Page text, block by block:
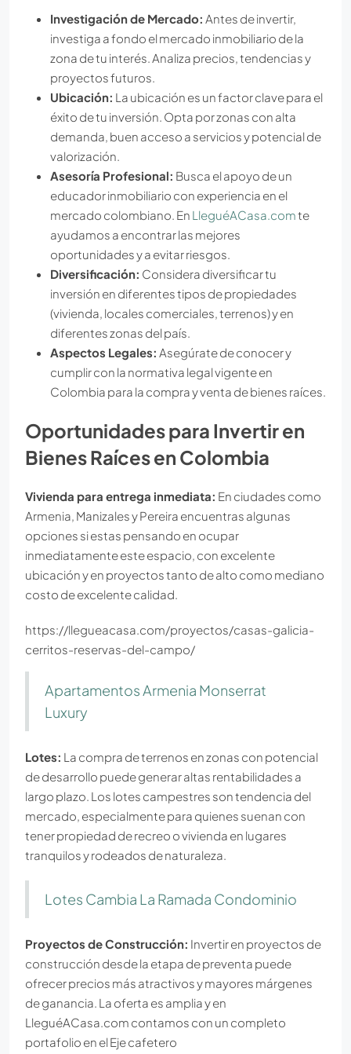
Investigación de Mercado: Antes de invertir,
investiga a fondo el mercado inmobiliario de la
zona de tu interés. Analiza precios, tendencias y
proyectos futuros.
Ubicación: La ubicación es un factor clave para el
éxito de tu inversión. Opta por zonas con alta
demanda, buen acceso a servicios y potencial de
valorización.
Asesoría Profesional: Busca el apoyo de un
educador inmobiliario con experiencia en el
mercado colombiano. En LleguéACasa.comte
ayudamos a encontrar las mejores
oportunidades y a evitar riesgos.
Diversificación: Considera diversificar tu
inversión en diferentes tipos de propiedades
(vivienda, locales comerciales, terrenos) y en
diferentes zonas del país.
Aspectos Legales: Asegúrate de conocer y
cumplir con la normativa legal vigente en
Colombia para la compra y venta de bienes raíces.
Oportunidades para Invertir en
Bienes Raíces en Colombia
Vivienda para entrega inmediata: En ciudades como
Armenia, Manizales y Pereira encuentras algunas
opciones si estas pensando en ocupar
inmediatamente este espacio, con excelente
ubicación y en proyectos tanto de alto como mediano
costo de excelente calidad.
https://llegueacasa.com/proyectos/casas-galicia-
cerritos-reservas-del-campo/
Apartamentos Armenia Monserrat
Luxury
Lotes: La compra de terrenos en zonas con potencial
de desarrollo puede generar altas rentabilidades a
largo plazo. Los lotes campestres son tendencia del
mercado, especialmente para quienes suenan con
tener propiedad de recreo o vivienda en lugares
tranquilos y rodeados de naturaleza.
Lotes Cambia La Ramada Condominio
Proyectos de Construcción: Invertir en proyectos de
construcción desde la etapa de preventa puede
ofrecer precios más atractivos y mayores márgenes
de ganancia. La oferta es amplia y en
LleguéACasa.com contamos con un completo
portafolio en el Eje cafetero